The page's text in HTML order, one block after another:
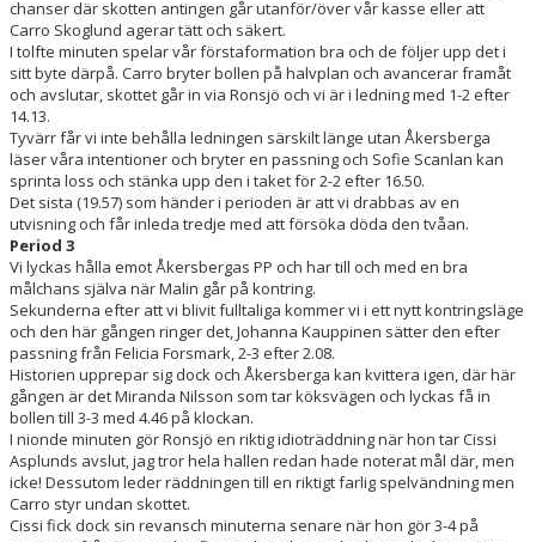
chanser där skotten antingen går utanför/över vår kasse eller att
Carro Skoglund agerar tätt och säkert.
I tolfte minuten spelar vår förstaformation bra och de följer upp det i
sitt byte därpå. Carro bryter bollen på halvplan och avancerar framåt
och avslutar, skottet går in via Ronsjö och vi är i ledning med 1-2 efter
14.13.
Tyvärr får vi inte behålla ledningen särskilt länge utan Åkersberga
läser våra intentioner och bryter en passning och Sofie Scanlan kan
sprinta loss och stänka upp den i taket för 2-2 efter 16.50.
Det sista (19.57) som händer i perioden är att vi drabbas av en
utvisning och får inleda tredje med att försöka döda den tvåan.
Period 3
Vi lyckas hålla emot Åkersbergas PP och har till och med en bra
målchans själva när Malin går på kontring.
Sekunderna efter att vi blivit fulltaliga kommer vi i ett nytt kontringsläge
och den här gången ringer det, Johanna Kauppinen sätter den efter
passning från Felicia Forsmark, 2-3 efter 2.08.
Historien upprepar sig dock och Åkersberga kan kvittera igen, där här
gången är det Miranda Nilsson som tar köksvägen och lyckas få in
bollen till 3-3 med 4.46 på klockan.
I nionde minuten gör Ronsjö en riktig idioträddning när hon tar Cissi
Asplunds avslut, jag tror hela hallen redan hade noterat mål där, men
icke! Dessutom leder räddningen till en riktigt farlig spelvändning men
Carro styr undan skottet.
Cissi fick dock sin revansch minuterna senare när hon gör 3-4 på